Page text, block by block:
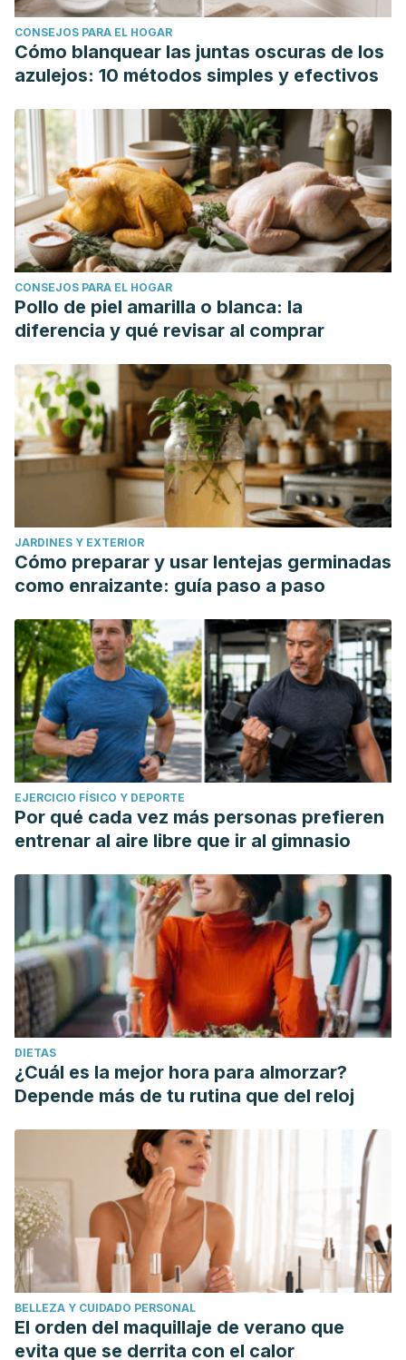
CONSEJOS PARA EL HOGAR
Cómo blanquear las juntas oscuras de los
azulejos: 10 métodos simples y efectivos
CONSEJOS PARA EL HOGAR
Pollo de piel amarilla o blanca: la
diferencia y qué revisar al comprar
JARDINES Y EXTERIOR
Cómo preparar y usar lentejas germinadas
como enraizante: guía paso a paso
EJERCICIO FÍSICO Y DEPORTE
Por qué cada vez más personas prefieren
entrenar al aire libre que ir al gimnasio
DIETAS
¿Cuál es la mejor hora para almorzar?
Depende más de tu rutina que del reloj
BELLEZA Y CUIDADO PERSONAL
El orden del maquillaje de verano que
evita que se derrita con el calor